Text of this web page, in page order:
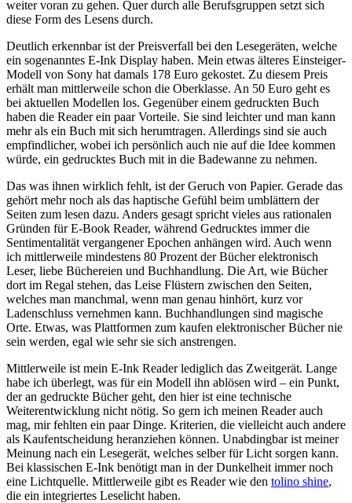
weiter voran zu gehen. Quer durch alle Berufsgruppen setzt sich
diese Form des Lesens durch.
Deutlich erkennbar ist der Preisverfall bei den Lesegeräten, welche
ein sogenanntes E-Ink Display haben. Mein etwas älteres Einsteiger-
Modell von Sony hat damals 178 Euro gekostet. Zu diesem Preis
erhält man mittlerweile schon die Oberklasse. An 50 Euro geht es
bei aktuellen Modellen los. Gegenüber einem gedruckten Buch
haben die Reader ein paar Vorteile. Sie sind leichter und man kann
mehr als ein Buch mit sich herumtragen. Allerdings sind sie auch
empfindlicher, wobei ich persönlich auch nie auf die Idee kommen
würde, ein gedrucktes Buch mit in die Badewanne zu nehmen.
Das was ihnen wirklich fehlt, ist der Geruch von Papier. Gerade das
gehört mehr noch als das haptische Gefühl beim umblättern der
Seiten zum lesen dazu. Anders gesagt spricht vieles aus rationalen
Gründen für E-Book Reader, während Gedrucktes immer die
Sentimentalität vergangener Epochen anhängen wird. Auch wenn
ich mittlerweile mindestens 80 Prozent der Bücher elektronisch
Leser, liebe Büchereien und Buchhandlung. Die Art, wie Bücher
dort im Regal stehen, das Leise Flüstern zwischen den Seiten,
welches man manchmal, wenn man genau hinhört, kurz vor
Ladenschluss vernehmen kann. Buchhandlungen sind magische
Orte. Etwas, was Plattformen zum kaufen elektronischer Bücher nie
sein werden, egal wie sehr sie sich anstrengen.
Mittlerweile ist mein E-Ink Reader lediglich das Zweitgerät. Lange
habe ich überlegt, was für ein Modell ihn ablösen wird – ein Punkt,
der an gedruckte Bücher geht, den hier ist eine technische
Weiterentwicklung nicht nötig. So gern ich meinen Reader auch
mag, mir fehlten ein paar Dinge. Kriterien, die vielleicht auch andere
als Kaufentscheidung heranziehen können. Unabdingbar ist meiner
Meinung nach ein Lesegerät, welches selber für Licht sorgen kann.
Bei klassischen E-Ink benötigt man in der Dunkelheit immer noch
eine Lichtquelle. Mittlerweile gibt es Reader wie den tolino shine,
die ein integriertes Leselicht haben.